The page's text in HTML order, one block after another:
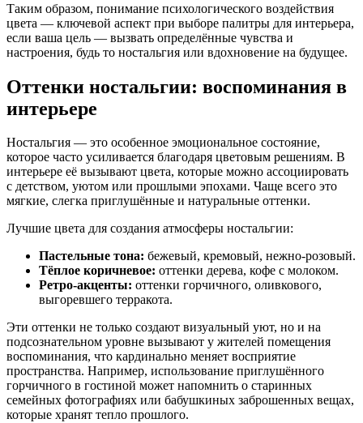
Таким образом, понимание психологического воздействия
цвета — ключевой аспект при выборе палитры для интерьера,
если ваша цель — вызвать определённые чувства и
настроения, будь то ностальгия или вдохновение на будущее.
Оттенки ностальгии: воспоминания в
интерьере
Ностальгия — это особенное эмоциональное состояние,
которое часто усиливается благодаря цветовым решениям. В
интерьере её вызывают цвета, которые можно ассоциировать
с детством, уютом или прошлыми эпохами. Чаще всего это
мягкие, слегка приглушённые и натуральные оттенки.
Лучшие цвета для создания атмосферы ностальгии:
Пастельные тона: бежевый, кремовый, нежно-розовый.
Тёплое коричневое: оттенки дерева, кофе с молоком.
Ретро-акценты: оттенки горчичного, оливкового,
выгоревшего терракота.
Эти оттенки не только создают визуальный уют, но и на
подсознательном уровне вызывают у жителей помещения
воспоминания, что кардинально меняет восприятие
пространства. Например, использование приглушённого
горчичного в гостиной может напомнить о старинных
семейных фотографиях или бабушкиных заброшенных вещах,
которые хранят тепло прошлого.